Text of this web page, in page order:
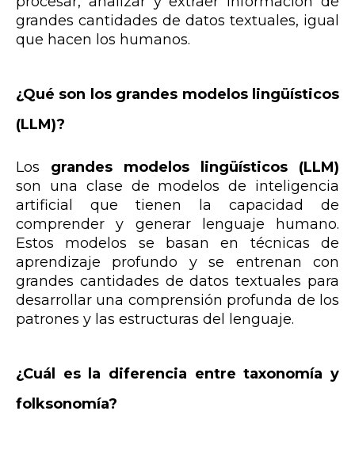
grandes cantidades de datos textuales, igual
que hacen los humanos.
¿Qué son los grandes modelos lingüísticos
(LLM)?
Los grandes modelos lingüísticos (LLM)
son una clase de modelos de inteligencia
artificial que tienen la capacidad de
comprender y generar lenguaje humano.
Estos modelos se basan en técnicas de
aprendizaje profundo y se entrenan con
grandes cantidades de datos textuales para
desarrollar una comprensión profunda de los
patrones y las estructuras del lenguaje.
¿Cuál es la diferencia entre taxonomía y
folksonomía?